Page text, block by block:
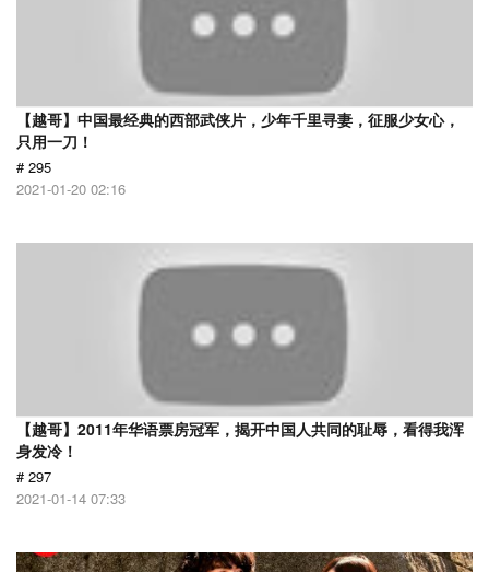
【越哥】中国最经典的西部武侠片，少年千里寻妻，征服少女心，
只用一刀！
# 295
2021-01-20 02:16
【越哥】2011年华语票房冠军，揭开中国人共同的耻辱，看得我浑
身发冷！
# 297
2021-01-14 07:33